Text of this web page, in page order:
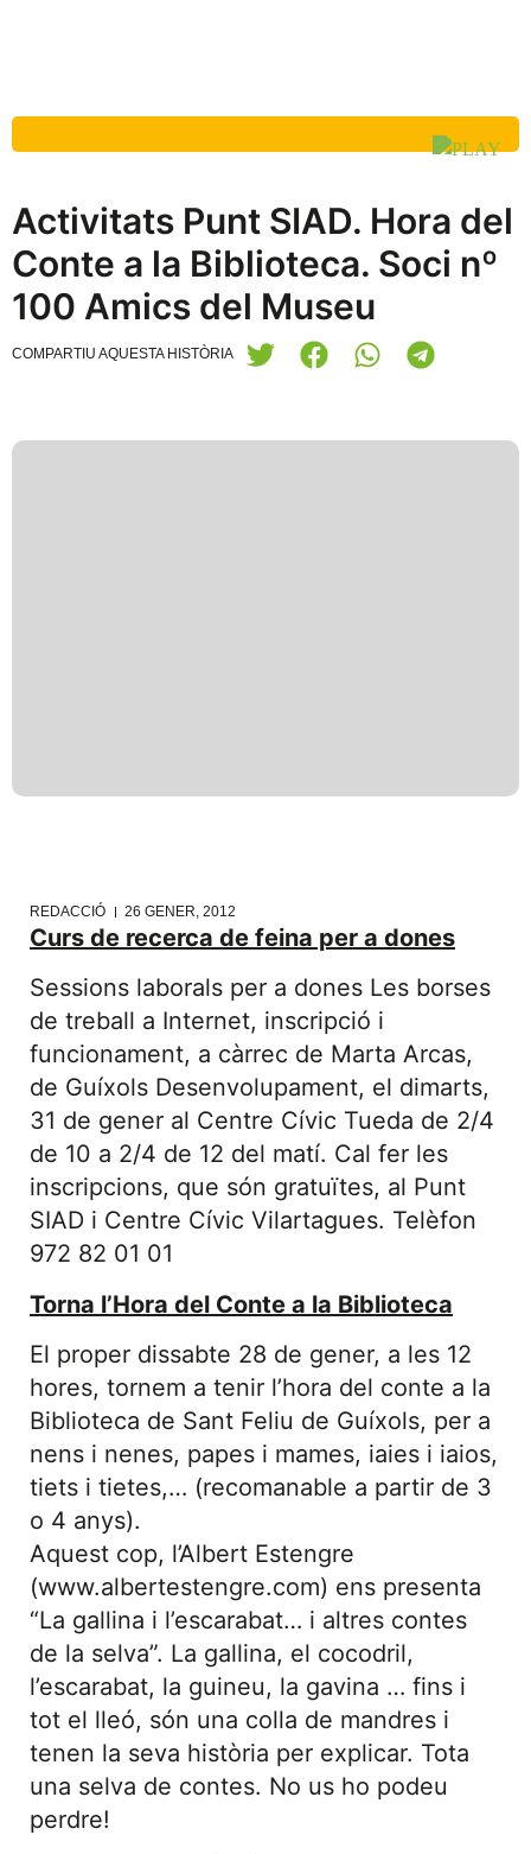
Activitats Punt SIAD. Hora del
Conte a la Biblioteca. Soci nº
100 Amics del Museu
COMPARTIU AQUESTA HISTÒRIA
REDACCIÓ 26 GENER, 2012
Curs de recerca de feina per a dones
Sessions laborals per a dones Les borses
de treball a Internet, inscripció i
funcionament, a càrrec de Marta Arcas,
de Guíxols Desenvolupament, el dimarts,
31 de gener al Centre Cívic Tueda de 2/4
de 10 a 2/4 de 12 del matí. Cal fer les
inscripcions, que són gratuïtes, al Punt
SIAD i Centre Cívic Vilartagues. Telèfon
972 82 01 01
Torna l’Hora del Conte a la Biblioteca
El proper dissabte 28 de gener, a les 12
hores, tornem a tenir l’hora del conte a la
Biblioteca de Sant Feliu de Guíxols, per a
nens i nenes, papes i mames, iaies i iaios,
tiets i tietes,… (recomanable a partir de 3
o 4 anys).
Aquest cop, l’Albert Estengre
(www.albertestengre.com) ens presenta
“La gallina i l’escarabat… i altres contes
de la selva”. La gallina, el cocodril,
l’escarabat, la guineu, la gavina … fins i
tot el lleó, són una colla de mandres i
tenen la seva història per explicar. Tota
una selva de contes. No us ho podeu
perdre!